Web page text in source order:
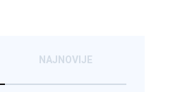
NAJNOVIJE